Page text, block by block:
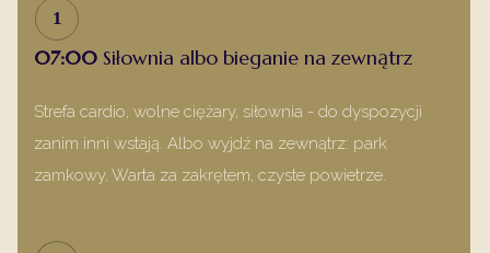
1
07:00 Siłownia albo bieganie na zewnątrz
Strefa cardio, wolne ciężary, siłownia - do dyspozycji
zanim inni wstają. Albo wyjdź na zewnątrz: park
zamkowy, Warta za zakrętem, czyste powietrze.